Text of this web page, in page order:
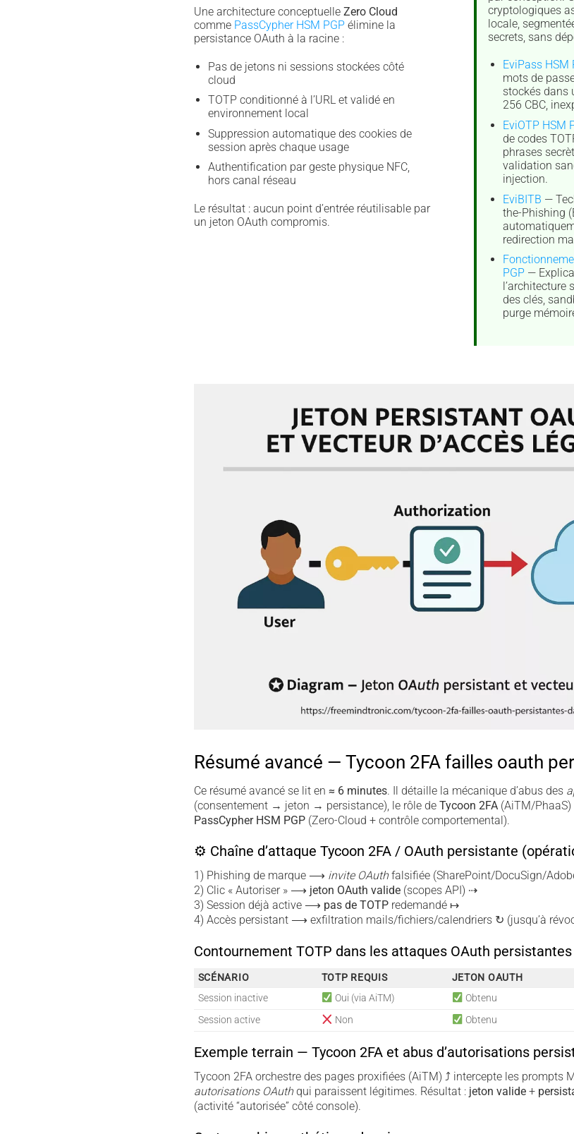
Une architecture conceptuelle Zero Cloud
comme PassCypher HSM PGPélimine la
persistance OAuth à la racine :
Pas de jetons ni sessions stockées côté
cloud
TOTP conditionné à l’URL et validé en
environnement local
Suppression automatique des cookies de
session après chaque usage
Authentification par geste physique NFC,
hors canal réseau
Le résultat : aucun point d’entrée réutilisable par
un jeton OAuth compromis.
cryptologiques
locale,
secrets, sans
EviPass HSM
mots de
stockés dans
256 CBC,
EviOTP HSM
de codes
phrases
validation
injection.
EviBITB —
the-Phishing
redirection
PGP—
l’architecture
des clés,
purge
Résumé avancé — Tycoon 2FA failles oauth
Ce résumé avancé se lit en ≈ 6 minutes. Il détaille la mécanique d’abus des
(consentement → jeton → persistance), le rôle de Tycoon 2FA(AiTM/PhaaS)
PassCypher HSM PGP(Zero-Cloud + contrôle comportemental).
⚙ Chaîne d’attaque Tycoon 2FA / OAuth persistante
1) Phishing de marque ⟶ invite OAuthfalsifiée (SharePoint/DocuSign/
2) Clic « Autoriser » ⟶ jeton OAuth valide(scopes API) ⇢
3) Session déjà active ⟶ pas de TOTPredemandé ↦
4) Accès persistant ⟶ exfiltration mails/fichiers/calendriers ↻ (jusqu’à
Contournement TOTP dans les attaques OAuth persistantes
SCÉNARIO TOTP REQUIS JETON OAUTH
Session inactive
Oui (via AiTM) Obtenu
Session active
Non Obtenu
Exemple terrain — Tycoon 2FA et abus d’autorisations
Tycoon 2FA orchestre des pages proxifiées (AiTM) ⤴ intercepte les prompts
autorisations OAuthqui paraissent légitimes. Résultat : jeton valide+
(activité “autorisée” côté console).